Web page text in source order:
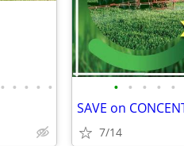
• • • • • • • • • •
7/14